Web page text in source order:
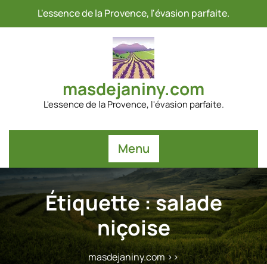
L'essence de la Provence, l'évasion parfaite.
masdejaniny.com
L'essence de la Provence, l'évasion parfaite.
Menu
Étiquette :salade
niçoise
masdejaniny.com>>